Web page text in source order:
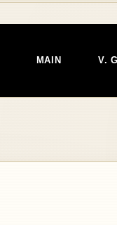
MAIN V.